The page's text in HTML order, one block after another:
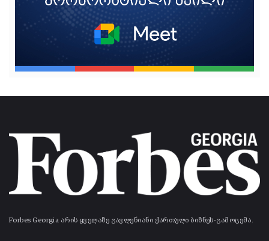
Forbes Georgia არის ყველაზე გავლენიანი ქართული ბიზნეს-გამოცემა.